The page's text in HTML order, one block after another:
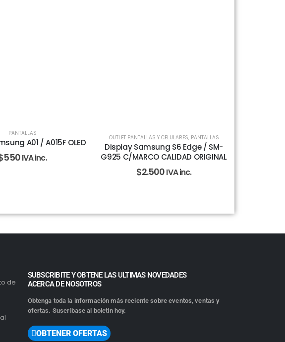
PANTALLAS
A01 / A015F OLED
550IVA inc.
OUTLET PANTALLAS Y CELULARES, PANTALLAS
Display Samsung S6 Edge / SM-
G925 C/MARCO CALIDAD ORIGINAL
$2.500IVA inc.
de
SUBSCRIBITE Y OBTENE LAS ULTIMAS NOVEDADES
ACERCA DE NOSOTROS
Obtenga toda la información más reciente sobre eventos, ventas y
ofertas. Suscríbase al boletín hoy.
OBTENER OFERTAS